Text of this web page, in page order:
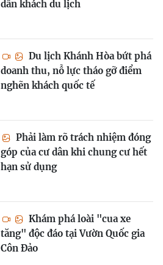
dẫn khách du lịch
Du lịch Khánh Hòa bứt phá
doanh thu, nỗ lực tháo gỡ điểm
nghẽn khách quốc tế
Phải làm rõ trách nhiệm đóng
góp của cư dân khi chung cư hết
hạn sử dụng
Khám phá loài "cua xe
tăng" độc đáo tại Vườn Quốc gia
Côn Đảo